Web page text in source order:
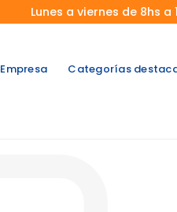
Lunes a viernes de 8hs a
Empresa Categorías